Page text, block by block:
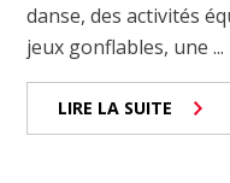
danse, des activités
jeux gonflables, une ...
LIRE LA SUITE